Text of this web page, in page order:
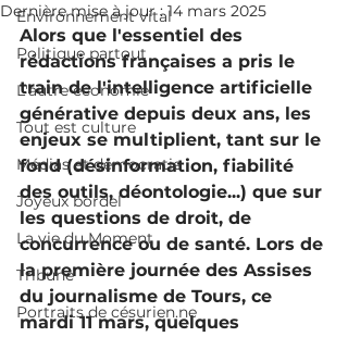
Environnement vital
Politique partout
L'autre économie
Tout est culture
Médias et démocratie
Joyeux bordel
La vie du Moment
Tribune
Portraits de césurien.ne
Dernière mise à jour :14 mars 2025
Alors que l'essentiel des
rédactions françaises a pris le
train de l'intelligence artificielle
générative depuis deux ans, les
enjeux se multiplient, tant sur le
fond (désinformation, fiabilité
des outils, déontologie...) que sur
les questions de droit, de
concurrence ou de santé. Lors de
la première journée des Assises
du journalisme de Tours, ce
mardi 11 mars, quelques